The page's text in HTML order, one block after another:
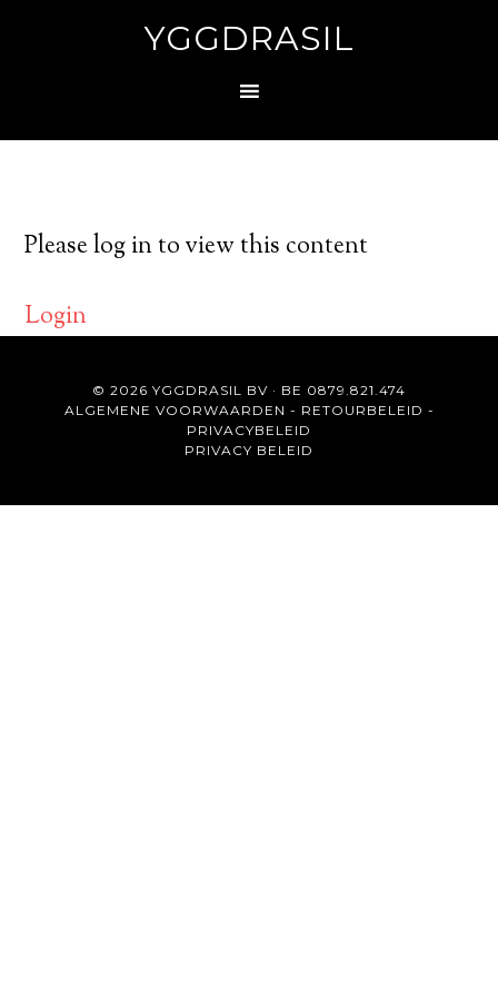
YGGDRASIL
Please log in to view this content
Login
© 2026 YGGDRASIL BV · BE 0879.821.474
ALGEMENE VOORWAARDEN - RETOURBELEID -
PRIVACYBELEID
PRIVACY BELEID